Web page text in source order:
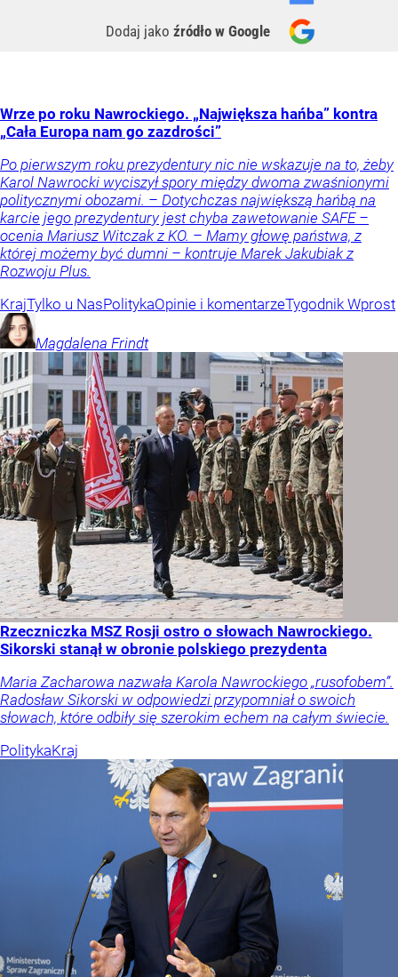
Dodaj jako źródło w Google
Wrze po roku Nawrockiego. „Największa hańba” kontra
„Cała Europa nam go zazdrości”
Po pierwszym roku prezydentury nic nie wskazuje na to, żeby
Karol Nawrocki wyciszył spory między dwoma zwaśnionymi
politycznymi obozami. – Dotychczas największą hańbą na
karcie jego prezydentury jest chyba zawetowanie SAFE –
ocenia Mariusz Witczak z KO. – Mamy głowę państwa, z
której możemy być dumni – kontruje Marek Jakubiak z
Rozwoju Plus.
KrajTylko u NasPolitykaOpinie i komentarzeTygodnik Wprost
Magdalena Frindt
Rzeczniczka MSZ Rosji ostro o słowach Nawrockiego.
Sikorski stanął w obronie polskiego prezydenta
Maria Zacharowa nazwała Karola Nawrockiego „rusofobem”.
Radosław Sikorski w odpowiedzi przypomniał o swoich
słowach, które odbiły się szerokim echem na całym świecie.
PolitykaKraj